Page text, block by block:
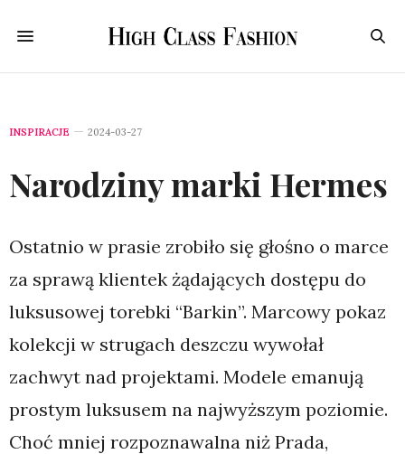
INSPIRACJE 2024-03-27
Narodziny marki Hermes
Ostatnio w prasie zrobiło się głośno o marce
za sprawą klientek żądających dostępu do
luksusowej torebki “Barkin”. Marcowy pokaz
kolekcji w strugach deszczu wywołał
zachwyt nad projektami. Modele emanują
prostym luksusem na najwyższym poziomie.
Choć mniej rozpoznawalna niż Prada,